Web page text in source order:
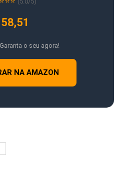
o seu agora!
NA AMAZON